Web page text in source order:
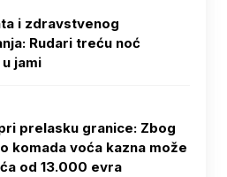
i zdravstvenog
Rudari treću noć
jami
prelasku granice: Zbog
komada voća kazna može
od 13.000 evra